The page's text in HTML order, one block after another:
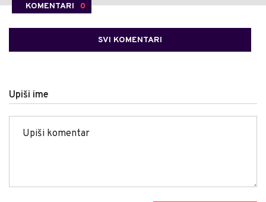
KOMENTARI 0
SVI KOMENTARI
Upiši ime